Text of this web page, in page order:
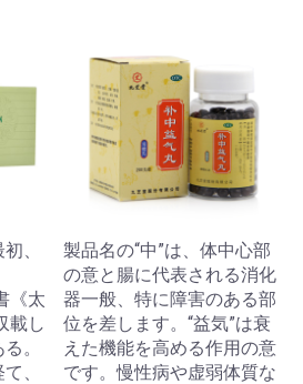
、
《太
載し
。
、
製品名の“中”は、体中心部
の意と腸に代表される消化
器一般、特に障害のある部
位を差します。“益気”は衰
えた機能を高める作用の意
です。慢性病や虚弱体質な